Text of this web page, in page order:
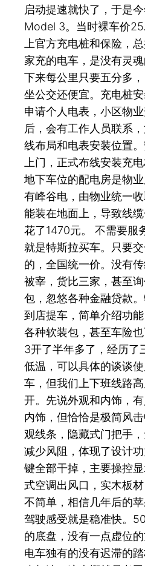
启动提速就快了，于是
Model 3。当时裸车价
上官方充电桩和保险，
家充的电车，是没有灵
下来每公里只要五分多
坐公交还便宜。充电桩
申请个人电表，小区物
后，会有工作人员联系
线布局和电表安装位置
上门，正式布线安装充
地下车位的配电房是物
有峰谷电，由物业统一
能装在地面上，导致线
花了1470元。 不需要服
就是特斯拉买车。只要
的，全国统一价。没有
被宰，货比三家，甚至
包，忽悠各种金融贷款
到店提车，简单介绍功
各种软装包，甚至车险
3开了半年多了，经历了
低温，可以具体的谈谈
车，但我们上下班线路
开。先说外观和内饰，
内饰，但恰恰是极简风
观线条，隐藏式门把手
减少风阻，体现了设计
键全部干掉，主要操控
式空调出风口，实木板
不简单，相信几年后的
驾驶感受就是稳准快。
的底盘，没有一点虚位
电车独有的没有迟滞的